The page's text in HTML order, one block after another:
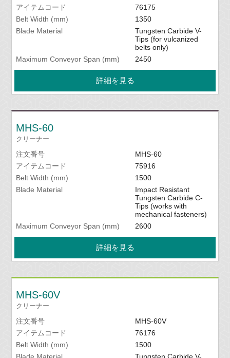
アイテムコード
76175
Belt Width (mm)
1350
Blade Material
Tungsten Carbide V-
Tips (for vulcanized
belts only)
Maximum Conveyor Span (mm)
2450
詳細を見る
MHS-60
クリーナー
注文番号
MHS-60
アイテムコード
75916
Belt Width (mm)
1500
Blade Material
Impact Resistant
Tungsten Carbide C-
Tips (works with
mechanical fasteners)
Maximum Conveyor Span (mm)
2600
詳細を見る
MHS-60V
クリーナー
注文番号
MHS-60V
アイテムコード
76176
Belt Width (mm)
1500